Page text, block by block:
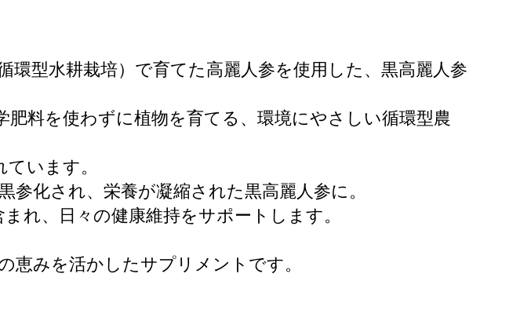
型水耕栽培）で育てた高麗人参を使用した、黒高麗人参
料を使わずに植物を育てる、環境にやさしい循環型農
います。
化され、栄養が凝縮された黒高麗人参に。
れ、日々の健康維持をサポートします。
みを活かしたサプリメントです。